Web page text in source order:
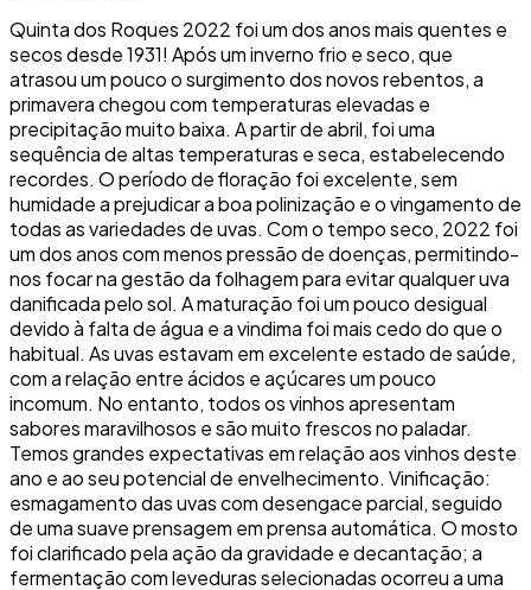
Quinta dos Roques 2022 foi um dos anos mais quentes e
secos desde 1931! Após um inverno frio e seco, que
atrasou um pouco o surgimento dos novos rebentos, a
primavera chegou com temperaturas elevadas e
precipitação muito baixa. A partir de abril, foi uma
sequência de altas temperaturas e seca, estabelecendo
recordes. O período de floração foi excelente, sem
humidade a prejudicar a boa polinização e o vingamento de
todas as variedades de uvas. Com o tempo seco, 2022 foi
um dos anos com menos pressão de doenças, permitindo-
nos focar na gestão da folhagem para evitar qualquer uva
danificada pelo sol. A maturação foi um pouco desigual
devido à falta de água e a vindima foi mais cedo do que o
habitual. As uvas estavam em excelente estado de saúde,
com a relação entre ácidos e açúcares um pouco
incomum. No entanto, todos os vinhos apresentam
sabores maravilhosos e são muito frescos no paladar.
Temos grandes expectativas em relação aos vinhos deste
ano e ao seu potencial de envelhecimento. Vinificação:
esmagamento das uvas com desengace parcial, seguido
de uma suave prensagem em prensa automática. O mosto
foi clarificado pela ação da gravidade e decantação; a
fermentação com leveduras selecionadas ocorreu a uma